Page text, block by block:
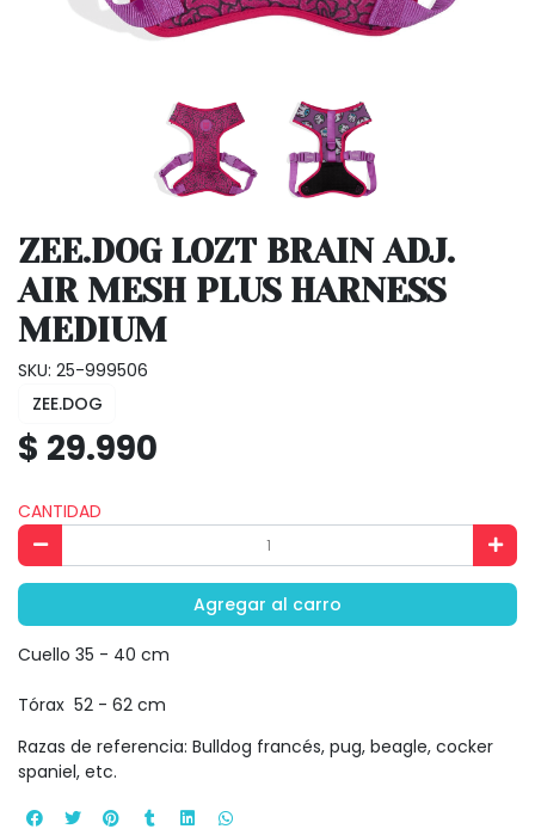
ZEE.DOG LOZT BRAIN ADJ.
AIR MESH PLUS HARNESS
MEDIUM
SKU: 25-999506
ZEE.DOG
$ 29.990
CANTIDAD
Agregar al carro
Cuello 35 - 40 cm
Tórax 52 - 62 cm
Razas de referencia: Bulldog francés, pug, beagle, cocker
spaniel, etc.